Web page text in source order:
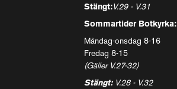
Stängt:V.29 - V.31
Sommartider Botkyrka:
Måndag-onsdag 8-16
Fredag 8-15
(Gäller V.27-32)
Stängt: V.28 - V.32